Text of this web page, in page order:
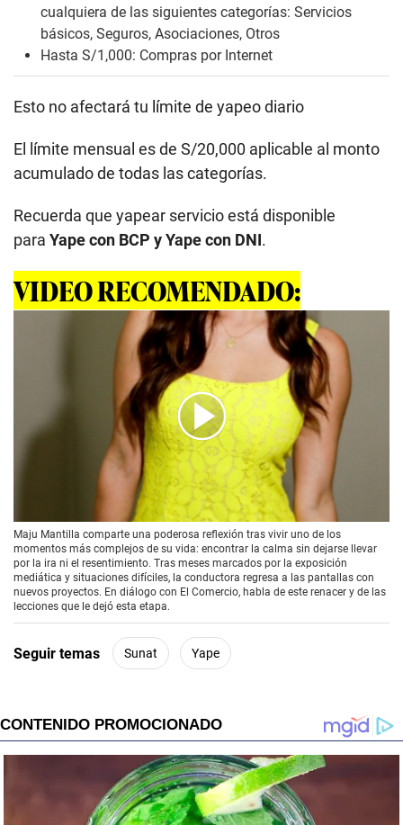
cualquiera de las siguientes categorías: Servicios
básicos, Seguros, Asociaciones, Otros
Hasta S/1,000: Compras por Internet
Esto no afectará tu límite de yapeo diario
El límite mensual es de S/20,000 aplicable al monto
acumulado de todas las categorías.
Recuerda que yapear servicio está disponible
para Yape con BCP y Yape con DNI.
VIDEO RECOMENDADO:
01:26
Maju Mantilla comparte una poderosa reflexión tras vivir uno de los
momentos más complejos de su vida: encontrar la calma sin dejarse llevar
por la ira ni el resentimiento. Tras meses marcados por la exposición
mediática y situaciones difíciles, la conductora regresa a las pantallas con
nuevos proyectos. En diálogo con El Comercio, habla de este renacer y de las
lecciones que le dejó esta etapa.
Seguir temas Sunat Yape